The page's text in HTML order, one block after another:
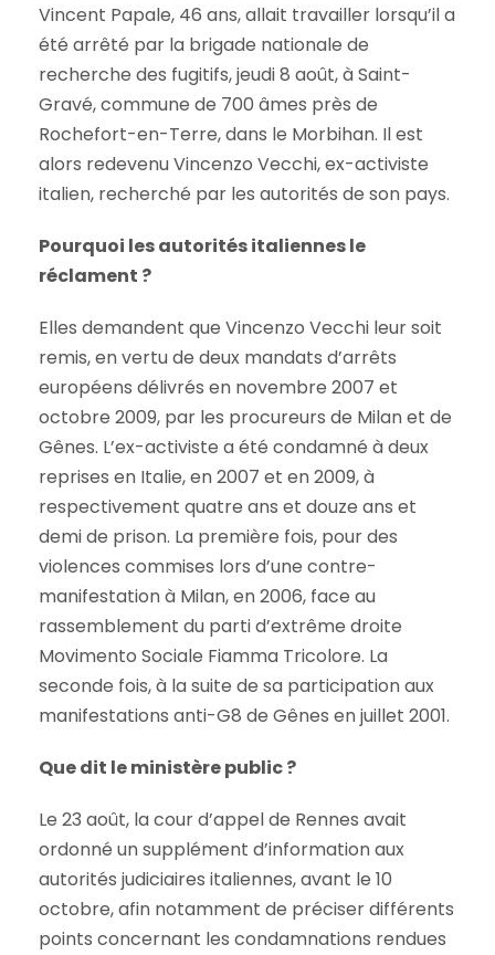
Vincent Papale, 46 ans, allait travailler lorsqu’il a
été arrêté par la brigade nationale de
recherche des fugitifs, jeudi 8 août, à Saint-
Gravé, commune de 700 âmes près de
Rochefort-en-Terre, dans le Morbihan. Il est
alors redevenu Vincenzo Vecchi, ex-activiste
italien, recherché par les autorités de son pays.
Pourquoi les autorités italiennes le
réclament ?
Elles demandent que Vincenzo Vecchi leur soit
remis, en vertu de deux mandats d’arrêts
européens délivrés en novembre 2007 et
octobre 2009, par les procureurs de Milan et de
Gênes. L’ex-activiste a été condamné à deux
reprises en Italie, en 2007 et en 2009, à
respectivement quatre ans et douze ans et
demi de prison. La première fois, pour des
violences commises lors d’une contre-
manifestation à Milan, en 2006, face au
rassemblement du parti d’extrême droite
Movimento Sociale Fiamma Tricolore. La
seconde fois, à la suite de sa participation aux
manifestations anti-G8 de Gênes en juillet 2001.
Que dit le ministère public ?
Le 23 août, la cour d’appel de Rennes avait
ordonné un supplément d’information aux
autorités judiciaires italiennes, avant le 10
octobre, afin notamment de préciser différents
points concernant les condamnations rendues